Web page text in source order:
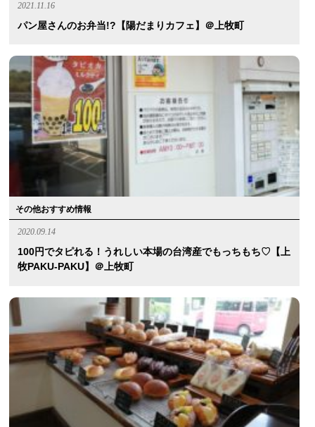
2021.11.16
パン屋さんのお弁当!?【陽だまりカフェ】＠上牧町
その他おすすめ情報
2020.09.14
100円でタピれる！うれしい本場の台湾産でもっちもち♡【上
牧PAKU-PAKU】＠上牧町